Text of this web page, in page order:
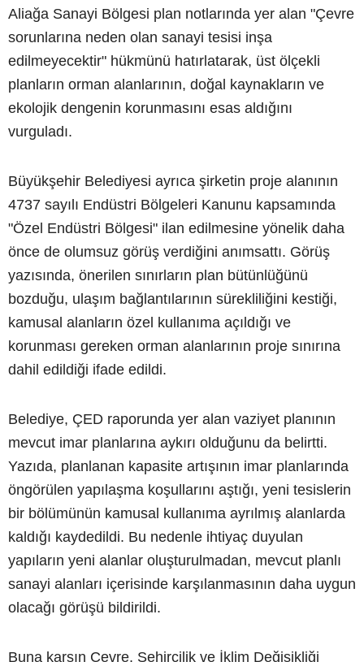
Aliağa Sanayi Bölgesi plan notlarında yer alan "Çevre
sorunlarına neden olan sanayi tesisi inşa
edilmeyecektir" hükmünü hatırlatarak, üst ölçekli
planların orman alanlarının, doğal kaynakların ve
ekolojik dengenin korunmasını esas aldığını
vurguladı.
Büyükşehir Belediyesi ayrıca şirketin proje alanının
4737 sayılı Endüstri Bölgeleri Kanunu kapsamında
"Özel Endüstri Bölgesi" ilan edilmesine yönelik daha
önce de olumsuz görüş verdiğini anımsattı. Görüş
yazısında, önerilen sınırların plan bütünlüğünü
bozduğu, ulaşım bağlantılarının sürekliliğini kestiği,
kamusal alanların özel kullanıma açıldığı ve
korunması gereken orman alanlarının proje sınırına
dahil edildiği ifade edildi.
Belediye, ÇED raporunda yer alan vaziyet planının
mevcut imar planlarına aykırı olduğunu da belirtti.
Yazıda, planlanan kapasite artışının imar planlarında
öngörülen yapılaşma koşullarını aştığı, yeni tesislerin
bir bölümünün kamusal kullanıma ayrılmış alanlarda
kaldığı kaydedildi. Bu nedenle ihtiyaç duyulan
yapıların yeni alanlar oluşturulmadan, mevcut planlı
sanayi alanları içerisinde karşılanmasının daha uygun
olacağı görüşü bildirildi.
Buna karşın Çevre, Şehircilik ve İklim Değişikliği